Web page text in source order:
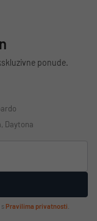
ponude.
Daytona
Pravilima privatnosti